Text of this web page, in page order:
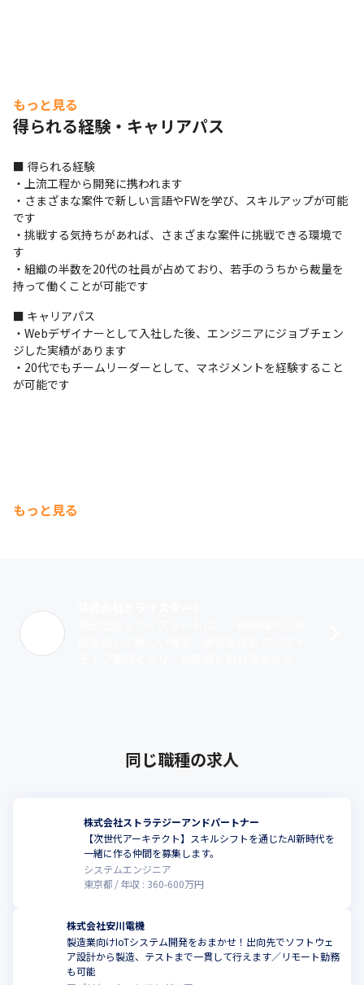
もっと見る
得られる経験・キャリアパス
■ 得られる経験
・上流工程から開発に携われます
・さまざまな案件で新しい言語やFWを学び、スキルアップが可能
です
・挑戦する気持ちがあれば、さまざまな案件に挑戦できる環境で
す
・組織の半数を20代の社員が占めており、若手のうちから裁量を
持って働くことが可能です
■ キャリアパス
・Webデザイナーとして入社した後、エンジニアにジョブチェン
ジした実績があります
・20代でもチームリーダーとして、マネジメントを経験すること
が可能です
もっと見る
同じ職種の求人
株式会社ストラテジーアンドパートナー
【次世代アーキテクト】スキルシフトを通じたAI新時代を
一緒に作る仲間を募集します。
システムエンジニア
東京都
年収 : 360-600万円
株式会社安川電機
製造業向けIoTシステム開発をおまかせ！出向先でソフトウェ
ア設計から製造、テストまで一貫して行えます／リモート勤務
も可能